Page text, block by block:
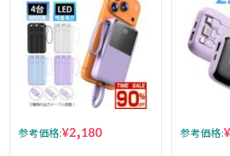
参考価格:¥2,180 参考価格: